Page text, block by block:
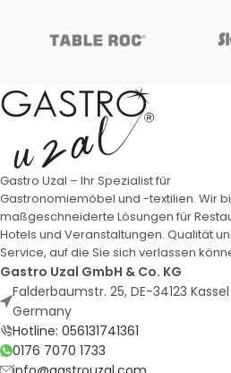
Gastro Uzal – Ihr Spezialist für
Gastronomiemöbel und -textilien. Wir
maßgeschneiderte Lösungen für
Hotels und Veranstaltungen. Qualität
Service, auf die Sie sich verlassen
Gastro Uzal GmbH & Co. KG
Falderbaumstr. 25, DE-34123
Germany
Hotline: 056131741361
0176 7070 1733